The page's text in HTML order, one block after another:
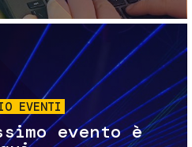
Immagine
EVENTI
evento è